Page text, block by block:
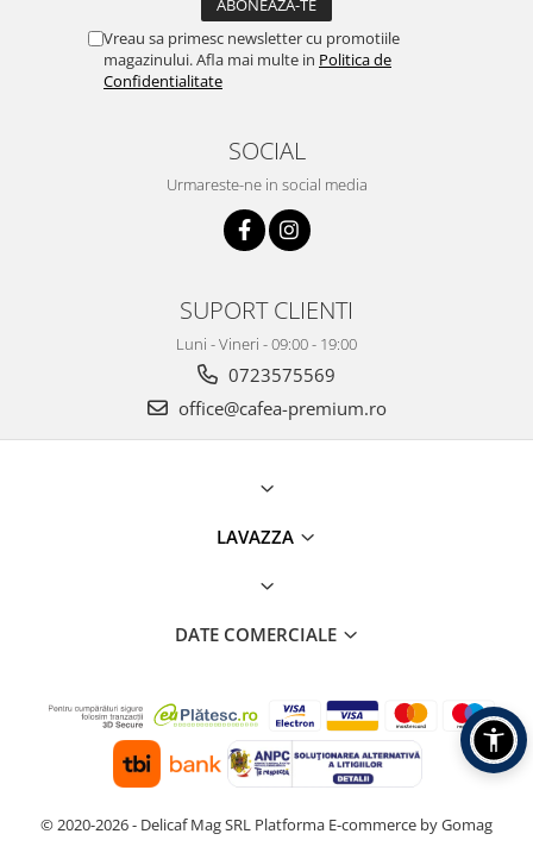
Vreau sa primesc newsletter cu promotiile
magazinului. Afla mai multe in Politica de
Confidentialitate
SOCIAL
Urmareste-ne in social media
SUPORT CLIENTI
Luni - Vineri - 09:00 - 19:00
0723575569
office@cafea-premium.ro
LAVAZZA
DATE COMERCIALE
© 2020-2026 - Delicaf Mag SRL Platforma E-commerce by Gomag